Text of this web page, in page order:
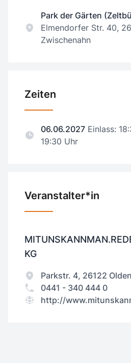
Park der Gärten
Elmendorfer Str. 40,
Zwischenahn
Zeiten
06.06.2027 Einlass:
19:30 Uhr
Veranstalter*in
KG
Parkstr. 4, 26122
0441 - 340 444 0
http://